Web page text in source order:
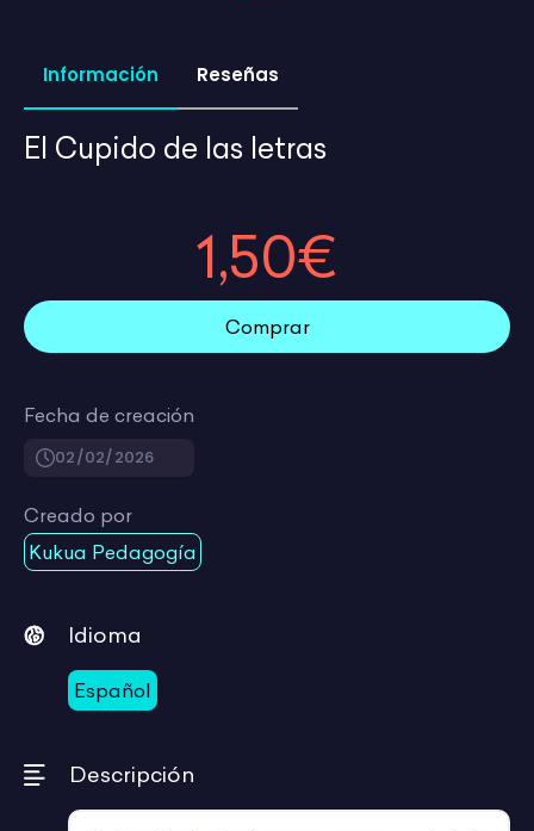
Información Reseñas
El Cupido de las letras
Fecha de creación
02/02/2026
Creado por
Kukua Pedagogía
Idioma
Español
Descripción
1,50€
Comprar